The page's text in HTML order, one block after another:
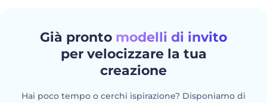
Già pronto modelli di invito
per velocizzare la tua
creazione
Hai poco tempo o cerchi ispirazione? Disponiamo di